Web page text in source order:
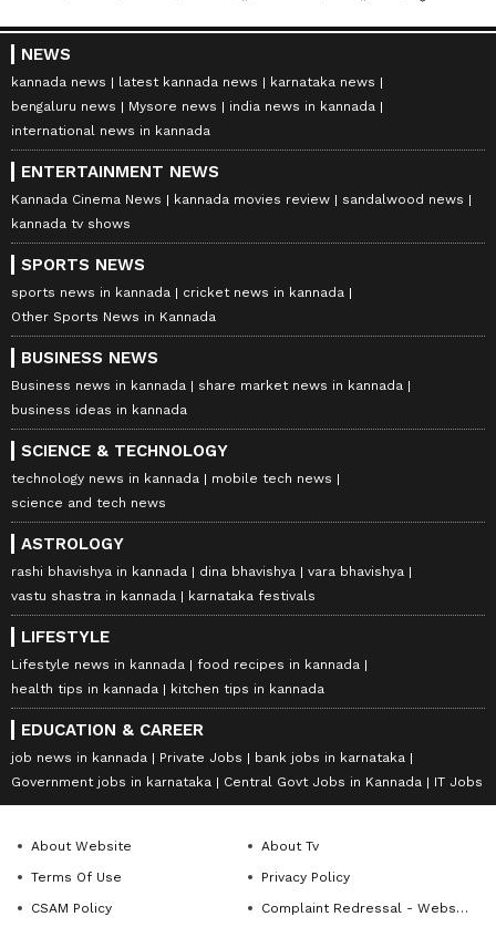
NEWS
kannada news latest kannada news
karnataka news
bengaluru news
Mysore news
india news in kannada
international news in kannada
ENTERTAINMENT NEWS
Kannada Cinema News kannada movies review
sandalwood news
kannada tv shows
SPORTS NEWS
sports news in kannada
cricket news in kannada
Other Sports News in Kannada
BUSINESS NEWS
Business news in kannada
share market news in kannada
business ideas in kannada
SCIENCE & TECHNOLOGY
technology news in kannada
mobile tech news
science and tech news
ASTROLOGY
rashi bhavishya in kannada dina bhavishya
vara bhavishya
vastu shastra in kannada
karnataka festivals
LIFESTYLE
Lifestyle news in kannada
food recipes in kannada
health tips in kannada
kitchen tips in kannada
EDUCATION & CAREER
job news in kannada Private Jobs
bank jobs in karnataka
Government jobs in karnataka
Central Govt Jobs in Kannada IT Jobs
About Website
About Tv
Terms Of Use
Privacy Policy
CSAM Policy
Complaint Redressal - Website